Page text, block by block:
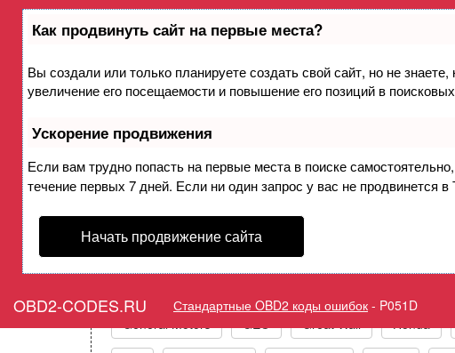
Как продвинуть сайт на первые места?
Вы создали или только планируете создать свой сайт, но не
увеличение его посещаемости и повышение его позиций в
Ускорение продвижения
Если вам трудно попасть на первые места в поиске
течение первых 7 дней. Если ни один запрос у вас не продвинется в
Начать продвижение сайта
OBD2-CODES.RU Стандартные OBD2 коды ошибок - P051D
Ошибка P051D Датчик
General Motors GEO Great Wall Honda